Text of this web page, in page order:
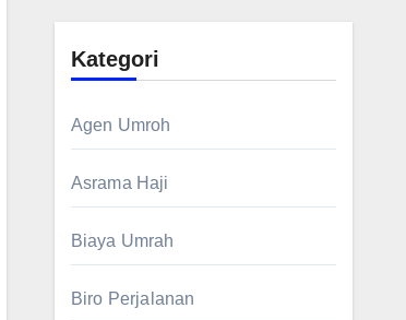
Kategori
Agen Umroh
Asrama Haji
Biaya Umrah
Biro Perjalanan